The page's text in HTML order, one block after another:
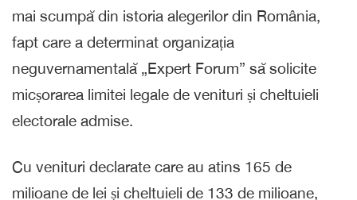
mai scumpă din istoria alegerilor din România,
fapt care a determinat organizația
neguvernamentală „Expert Forum” să solicite
micșorarea limitei legale de venituri și cheltuieli
electorale admise.
Cu venituri declarate care au atins 165 de
milioane de lei și cheltuieli de 133 de milioane,